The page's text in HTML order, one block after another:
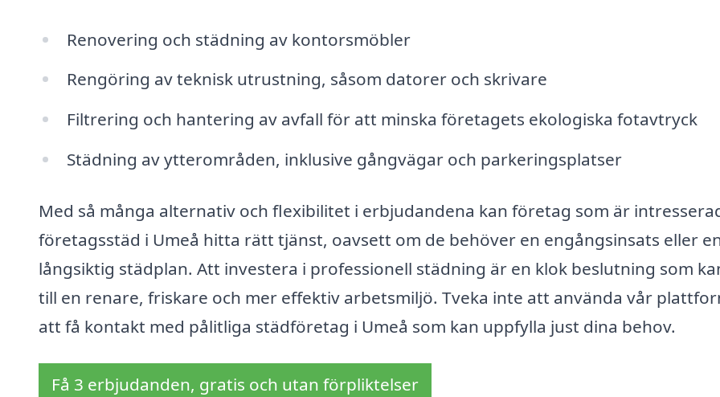
Renovering och städning av kontorsmöbler
Rengöring av teknisk utrustning, såsom datorer och skrivare
Filtrering och hantering av avfall för att minska företagets ekologiska fotavtryck
Städning av ytterområden, inklusive gångvägar och parkeringsplatser
Med så många alternativ och flexibilitet i erbjudandena kan företag som är
företagsstäd i Umeå hitta rätt tjänst, oavsett om de behöver en engångsinsats eller
långsiktig städplan. Att investera i professionell städning är en klok beslutning som
till en renare, friskare och mer effektiv arbetsmiljö. Tveka inte att använda vår
att få kontakt med pålitliga städföretag i Umeå som kan uppfylla just dina behov.
Få 3 erbjudanden, gratis och utan förpliktelser